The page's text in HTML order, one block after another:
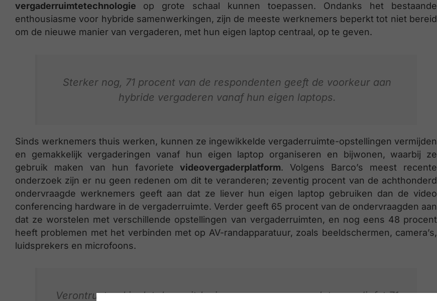
vergaderruimtetechnologie op grote schaal kunnen toepassen. Ondanks het bestaande
enthousiasme voor hybride samenwerkingen, zijn de meeste werknemers beperkt tot niet bereid
om de nieuwe manier van vergaderen, met hun eigen laptop centraal, op te geven.
Sterker nog, 71 procent van de respondenten geeft de voorkeur aan
hybride vergaderen vanaf hun eigen laptops.
Sinds werknemers thuis werken, kunnen ze ingewikkelde vergaderruimte-opstellingen vermijden
en gemakkelijk vergaderingen vanaf hun eigen laptop organiseren en bijwonen, waarbij ze
gebruik maken van hun favorietevideovergaderplatform. Volgens Barco’s meest recente
onderzoek zijn er nu geen redenen om dit te veranderen; zeventig procent van de achthonderd
ondervraagde werknemers geeft aan dat ze liever hun eigen laptop gebruiken dan de video
conferencing hardware in de vergaderruimte. Verder geeft 65 procent van de ondervraagden aan
dat ze worstelen met verschillende opstellingen van vergaderruimten, en nog eens 48 procent
heeft problemen met het verbinden met op AV-randapparatuur, zoals beeldschermen, camera’s,
luidsprekers en microfoons.
Verontrustend is dat deze uitdagingen ervoor zorgen dat maar liefst 71